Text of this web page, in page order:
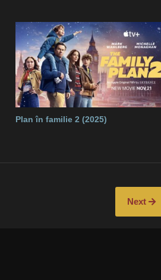
Plan în familie 2 (2025)
Next